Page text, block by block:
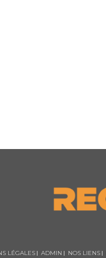
LÉGALES ADMIN NOS LIENS